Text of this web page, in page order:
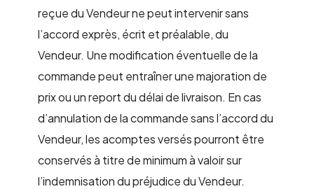
reçue du Vendeur ne peut intervenir sans
l’accord exprès, écrit et préalable, du
Vendeur. Une modification éventuelle de la
commande peut entraîner une majoration de
prix ou un report du délai de livraison. En cas
d’annulation de la commande sans l’accord du
Vendeur, les acomptes versés pourront être
conservés à titre de minimum à valoir sur
l’indemnisation du préjudice du Vendeur.